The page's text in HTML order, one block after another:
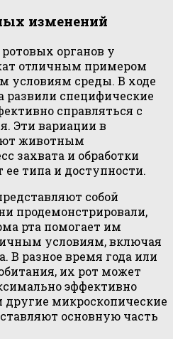
изменений
органов у
отличным примером
условиям среды. В ходе
развили специфические
справляться с
Эти вариации в
животным
захвата и обработки
типа и доступности.
собой
продемонстрировали,
рта помогает им
условиям, включая
В разное время года или
их рот может
эффективно
другие микроскопические
основную часть